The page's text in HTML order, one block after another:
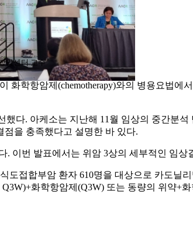
암센터 교수
화학항암제(chemotherapy)와의 병용요법에
다. 아케소는 지난해 11월 임상의 중간분석
을 충족했다고 설명한 바 있다.
이번 발표에서는 위암 3상의 세부적인 임상
도접합부암 환자 610명을 대상으로 카도닐
화학항암제(Q3W) 또는 동량의 위약+